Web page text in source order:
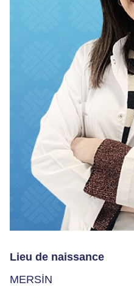
Lieu de naissance
MERSİN